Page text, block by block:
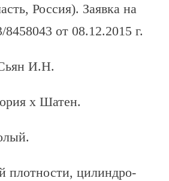
Россия). Заявка на
от 08.12.2015 г.
И.Н.
x Шатен.
плотности, цилиндро-